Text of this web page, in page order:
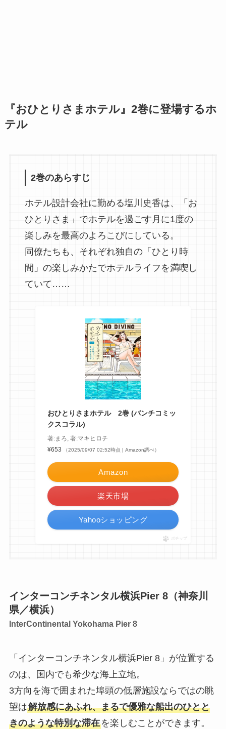
『おひとりさまホテル』2巻に登場するホ
テル
2巻のあらすじ
ホテル設計会社に勤める塩川史香は、「お
ひとりさま」でホテルを過ごす月に1度の
楽しみを最高のよろこびにしている。
同僚たちも、それぞれ独自の「ひとり時
間」の楽しみかたでホテルライフを満喫し
ていて……
おひとりさまホテル 2巻 (バンチコミッ
クスコラル)
著:まろ, 著:マキヒロチ
¥653
（2025/09/07 02:52時点 | Amazon調べ）
Amazon
楽天市場
Yahooショッピング
ポチップ
インターコンチネンタル横浜Pier 8（神奈川
県／横浜）
InterContinental Yokohama Pier 8
「インターコンチネンタル横浜Pier 8」が位置する
のは、国内でも希少な海上立地。
3方向を海で囲まれた埠頭の低層施設ならではの眺
望は解放感にあふれ、まるで優雅な船出のひとと
きのような特別な滞在を楽しむことができます。